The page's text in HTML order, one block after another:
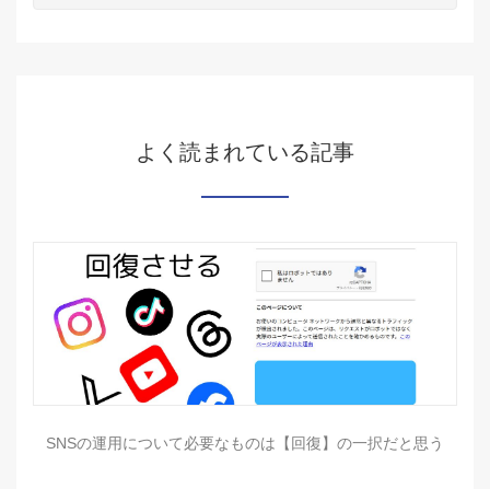
よく読まれている記事
SNSの運用について必要なものは【回復】の一択だと思う